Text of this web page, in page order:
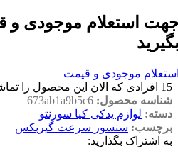
استعلام موجودی و
موجودی و قیمت
15 افرادی که الان این محصول را
شناسه محصول: 673ab1a9b5c6
دسته: لوازم یدکی کیا سورنتو
برچسب: سنسور سرعت گیربکس
به اشتراک بگذارید: